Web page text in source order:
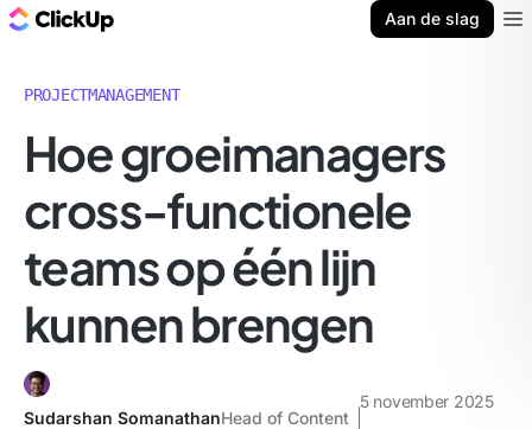
Aan de slag
PROJECTMANAGEMENT
Hoe groeimanagers
cross-functionele
teams op één lijn
kunnen brengen
Sudarshan SomanathanHead of Content
5 november 2025